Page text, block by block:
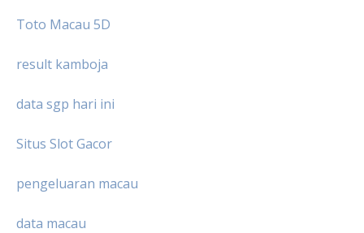
Toto Macau 5D
result kamboja
data sgp hari ini
Situs Slot Gacor
pengeluaran macau
data macau